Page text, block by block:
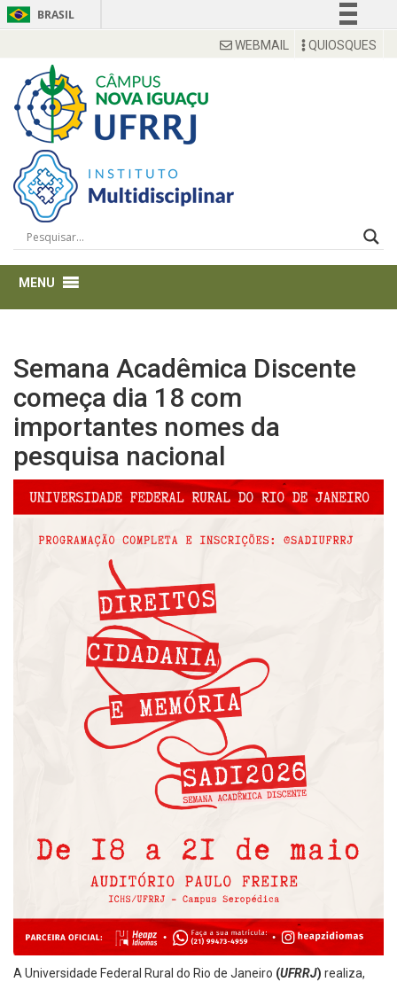
BRASIL
Simplifique!QUIOSQUES
WEBMAIL
Semana Acadêmica Discente
começa dia 18 com
importantes nomes da
pesquisa nacional
A Universidade Federal Rural do Rio de Janeiro (UFRRJ) realiza,